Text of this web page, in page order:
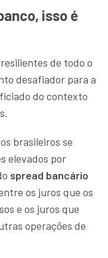
isso é
de todo o
desafiador para a
do contexto
brasileiros se
elevados por
spread bancário
os juros que os
e os juros que
operações de